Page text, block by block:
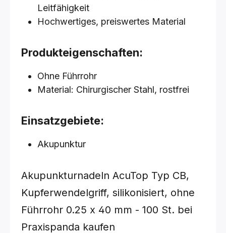
Leitfähigkeit
Hochwertiges, preiswertes Material
Produkteigenschaften:
Ohne Führrohr
Material: Chirurgischer Stahl, rostfrei
Einsatzgebiete:
Akupunktur
Akupunkturnadeln AcuTop Typ CB,
Kupferwendelgriff, silikonisiert, ohne
Führrohr 0.25 x 40 mm - 100 St. bei
Praxispanda kaufen